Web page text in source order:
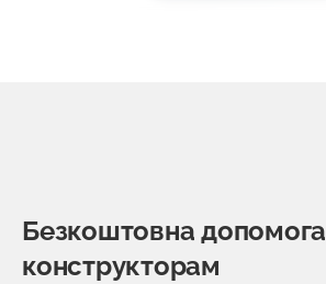
Безкоштовна допомога
конструкторам